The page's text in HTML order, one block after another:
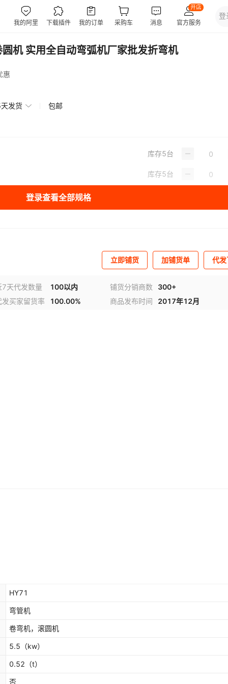
机 实用全自动弯弧机厂家批发折弯机
惠
发货 包邮
库存5台
库存5台
登录查看全部规格
立即铺货 加铺货单 代
7天代发数量 100以内 铺货分销商数
300+
发买家留货率
100.00% 商品发布时间 2017年12月
HY71
弯管机
卷弯机，滚圆机
5.5 （kw）
0.52 （t）
否